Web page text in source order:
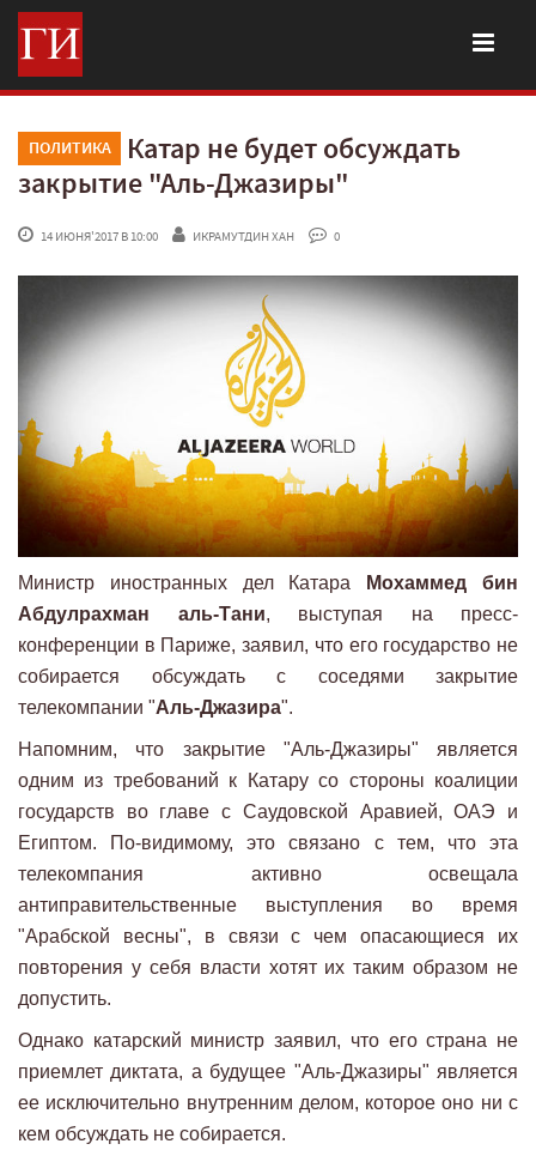
ПОЛИТИКА
Катар не будет обсуждать
закрытие "Аль-Джазиры"
14 ИЮНЯ'2017 В 10:00 ИКРАМУТДИН ХАН 0
Министр иностранных дел Катара
Мохаммед бин
Абдулрахман аль-Тани, выступая на пресс-
конференции в Париже, заявил, что его государство не
собирается обсуждать с соседями закрытие
телекомпании "Аль-Джазира".
Напомним, что закрытие "Аль-Джазиры" является
одним из требований к Катару со стороны коалиции
государств во главе с Саудовской Аравией, ОАЭ и
Египтом. По-видимому, это связано с тем, что эта
телекомпания активно освещала
антиправительственные выступления во время
"Арабской весны", в связи с чем опасающиеся их
повторения у себя власти хотят их таким образом не
допустить.
Однако катарский министр заявил, что его страна не
приемлет диктата, а будущее "Аль-Джазиры" является
ее исключительно внутренним делом, которое оно ни с
кем обсуждать не собирается.